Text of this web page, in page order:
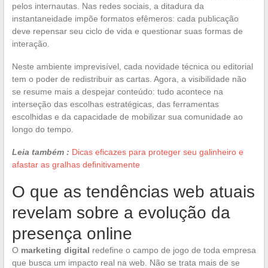
pelos internautas. Nas redes sociais, a ditadura da
instantaneidade impõe formatos efêmeros: cada publicação
deve repensar seu ciclo de vida e questionar suas formas de
interação.
Neste ambiente imprevisível, cada novidade técnica ou editorial
tem o poder de redistribuir as cartas. Agora, a visibilidade não
se resume mais a despejar conteúdo: tudo acontece na
interseção das escolhas estratégicas, das ferramentas
escolhidas e da capacidade de mobilizar sua comunidade ao
longo do tempo.
Leia também : Dicas eficazes para proteger seu galinheiro e
afastar as gralhas definitivamente
O que as tendências web atuais
revelam sobre a evolução da
presença online
O marketing digital redefine o campo de jogo de toda empresa
que busca um impacto real na web. Não se trata mais de se